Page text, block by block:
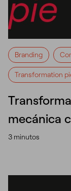
Branding
Transformation
mecánica
3 minutos